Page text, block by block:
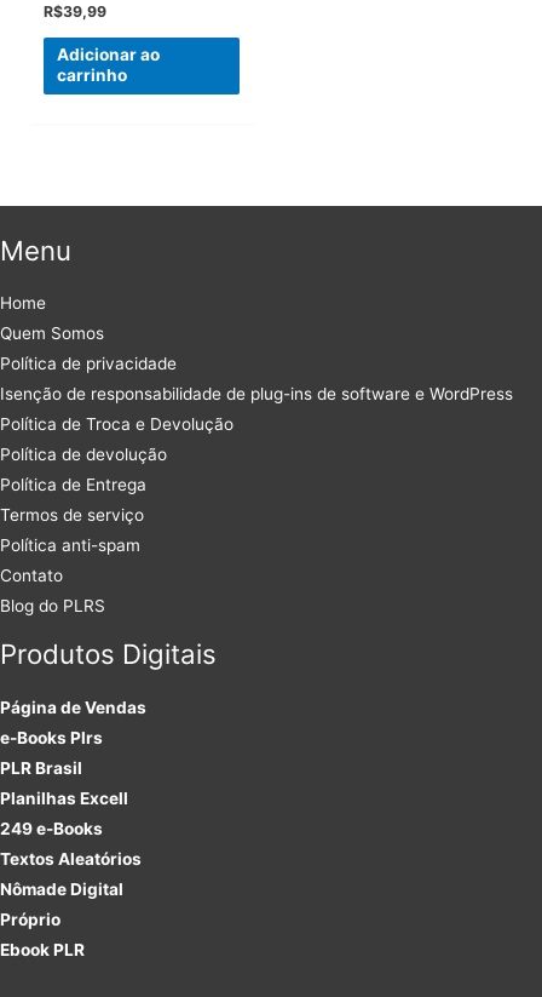
R$39,99
Adicionar ao
carrinho
Menu
Home
Quem Somos
Política de privacidade
Isenção de responsabilidade de plug-ins de software e WordPress
Política de Troca e Devolução
Política de devolução
Política de Entrega
Termos de serviço
Política anti-spam
Contato
Blog do PLRS
Produtos Digitais
Página de Vendas
e-Books Plrs
PLR Brasil
Planilhas Excell
249 e-Books
Textos Aleatórios
Nômade Digital
Próprio
Ebook PLR